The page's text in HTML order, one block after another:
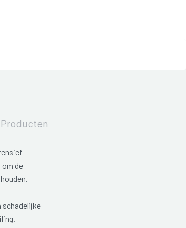
de
schadelijke